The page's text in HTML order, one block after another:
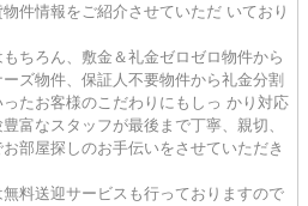
件情報をご紹介させていただ いており
ちろん、敷金＆礼金ゼロゼロ物件から
ズ物件、保証人不要物件から礼金分割
たお客様のこだわりにもしっ かり対応
富なスタッフが最後まで丁寧、親切、
部屋探しのお手伝いをさせていただき
無料送迎サービスも行っておりますので